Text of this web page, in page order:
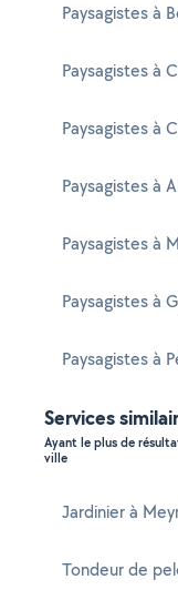
Paysagistes à
Paysagistes à
Paysagistes à
Paysagistes à
Paysagistes à
Paysagistes à
Paysagistes à
Services
Ayant le plus de
ville
Jardinier à
Tondeur de